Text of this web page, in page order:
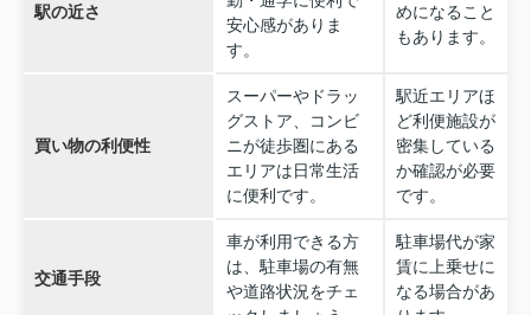
駅の近さ
安心感がありま
す。
めになること
もあります。
買い物の利便性
スーパーやドラッ
グストア、コンビ
ニが徒歩圏にある
エリアは日常生活
に便利です。
駅近エリアほ
ど利便施設が
密集している
か確認が必要
です。
交通手段
車が利用できる方
は、駐車場の有無
や道路状況をチェ
駐車場代が家
賃に上乗せに
なる場合があ